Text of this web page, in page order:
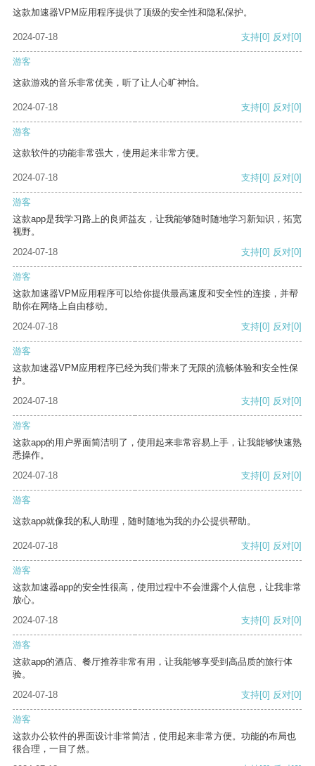
这款加速器VPM应用程序提供了顶级的安全性和隐私保护。
2024-07-18 支持[0] 反对[0]
游客
这款游戏的音乐非常优美，听了让人心旷神怡。
2024-07-18 支持[0] 反对[0]
游客
这款软件的功能非常强大，使用起来非常方便。
2024-07-18 支持[0] 反对[0]
游客
这款app是我学习路上的良师益友，让我能够随时随地学习新知识，拓宽
视野。
2024-07-18
支持[0] 反对[0]
游客
这款加速器VPM应用程序可以给你提供最高速度和安全性的连接，并帮
助你在网络上自由移动。
2024-07-18
支持[0] 反对[0]
游客
这款加速器VPM应用程序已经为我们带来了无限的流畅体验和安全性保
护。
2024-07-18
支持[0] 反对[0]
游客
这款app的用户界面简洁明了，使用起来非常容易上手，让我能够快速熟
悉操作。
2024-07-18
支持[0] 反对[0]
游客
这款app就像我的私人助理，随时随地为我的办公提供帮助。
2024-07-18 支持[0] 反对[0]
游客
这款加速器app的安全性很高，使用过程中不会泄露个人信息，让我非常
放心。
2024-07-18
支持[0] 反对[0]
游客
这款app的酒店、餐厅推荐非常有用，让我能够享受到高品质的旅行体
验。
2024-07-18
支持[0] 反对[0]
游客
这款办公软件的界面设计非常简洁，使用起来非常方便。功能的布局也
很合理，一目了然。